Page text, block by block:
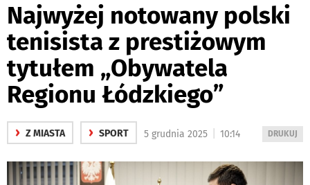
Najwyżej notowany polski
tenisista z prestiżowym
tytułem „Obywatela
Regionu Łódzkiego”
› Z MIASTA › SPORT
WYDRUKUJ
DO
DRUKUJ
5 grudnia 2025 10:14